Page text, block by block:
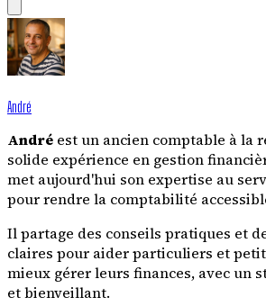
André
André est un ancien comptable à la
solide expérience en gestion
met aujourd'hui son expertise au
pour rendre la comptabilité
Il partage des conseils pratiques et
claires pour aider particuliers et
mieux gérer leurs finances, avec un
et bienveillant.